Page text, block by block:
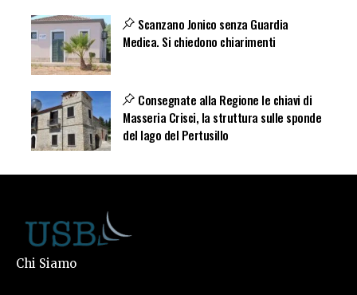
Scanzano Jonico senza Guardia
Medica. Si chiedono chiarimenti
Consegnate alla Regione le chiavi di
Masseria Crisci, la struttura sulle sponde
del lago del Pertusillo
Chi Siamo